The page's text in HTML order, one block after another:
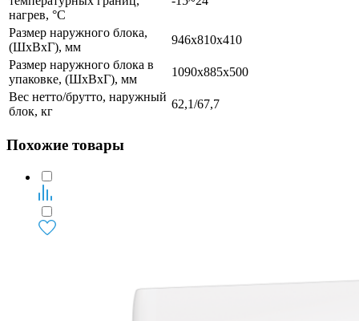
нагрев, °C
Размер наружного блока,
(ШхВхГ), мм
946х810х410
Размер наружного блока в
упаковке, (ШхВхГ), мм
1090х885х500
Вес нетто/брутто, наружный
блок, кг
62,1/67,7
Похожие товары